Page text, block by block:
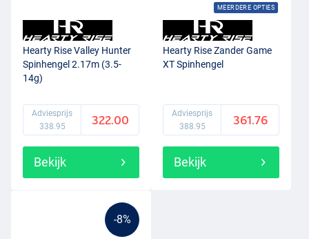
Hearty Rise Valley Hunter
Spinhengel 2.17m (3.5-
14g)
Adviesprijs
338.95
322.00
Bekijk
MEERDERE OPTIES
Hearty Rise Zander Game
XT Spinhengel
Adviesprijs
388.95
361.76
Bekijk
-8%